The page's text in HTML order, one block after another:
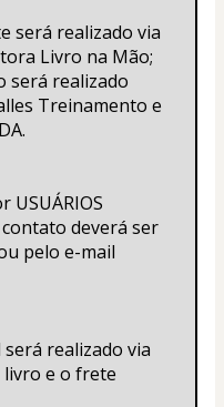
será realizado via
Livro na Mão;
será realizado
Treinamento e
USUÁRIOS
deverá ser
pelo e-mail
realizado via
livro e o frete